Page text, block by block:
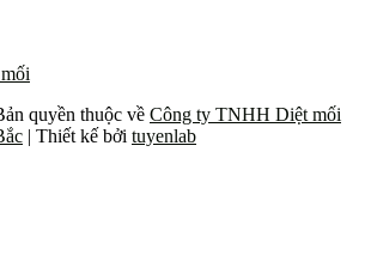
quyền thuộc về Công ty TNHH Diệt mối
| Thiết kế bởi tuyenlab